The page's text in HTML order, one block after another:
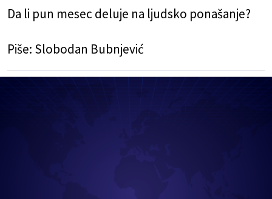
Da li pun mesec deluje na ljudsko ponašanje?
Piše: Slobodan Bubnjević